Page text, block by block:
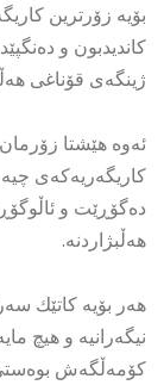
بۆیە زۆرترین
کاندیدبون و
ژینگەی قۆناغی
ئەوە هێشتا
کاریگەریەکەی
دەگۆڕێت و
هەڵبژاردنە.
هەر بۆیە کاتێك
نیگەرانیە و هیچ
کۆمەڵگەش بوەستێ